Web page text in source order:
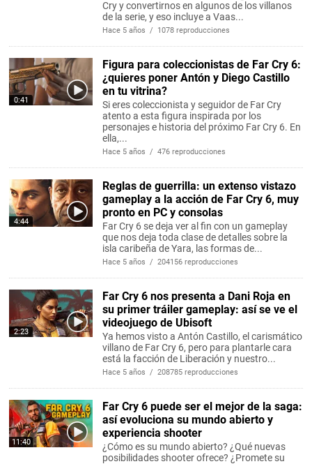
Cry y convertirnos en algunos de los villanos
de la serie, y eso incluye a Vaas...
Hace 5 años / 1078 reproducciones
0:41
Figura para coleccionistas de Far Cry 6:
¿quieres poner Antón y Diego Castillo
en tu vitrina?
Si eres coleccionista y seguidor de Far Cry
atento a esta figura inspirada por los
personajes e historia del próximo Far Cry 6. En
ella,...
Hace 5 años / 476 reproducciones
4:44
Reglas de guerrilla: un extenso vistazo
gameplay a la acción de Far Cry 6, muy
pronto en PC y consolas
Far Cry 6 se deja ver al fin con un gameplay
que nos deja toda clase de detalles sobre la
isla caribeña de Yara, las formas de...
Hace 5 años / 204156 reproducciones
2:23
Far Cry 6 nos presenta a Dani Roja en
su primer tráiler gameplay: así se ve el
videojuego de Ubisoft
Ya hemos visto a Antón Castillo, el carismático
villano de Far Cry 6, pero para plantarle cara
está la facción de Liberación y nuestro...
Hace 5 años / 208785 reproducciones
11:40
Far Cry 6 puede ser el mejor de la saga:
así evoluciona su mundo abierto y
experiencia shooter
¿Cómo es su mundo abierto? ¿Qué nuevas
posibilidades shooter ofrece? ¿Promete su